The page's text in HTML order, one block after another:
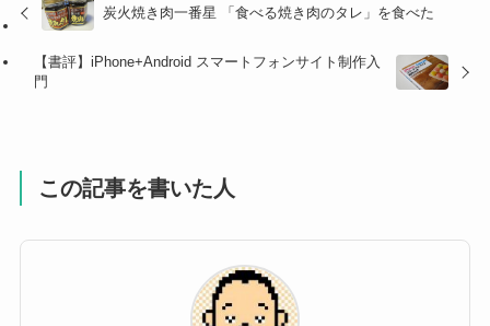
炭火焼き肉一番星 「食べる焼き肉のタレ」を食べた
【書評】iPhone+Android スマートフォンサイト制作入
門
この記事を書いた人